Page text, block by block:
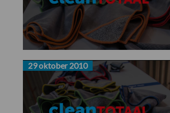
29 oktober 2010